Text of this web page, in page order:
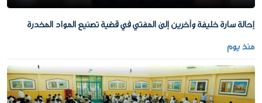
إحالة سارة خليفة وآخرين إلى المفتي في قضية تصنيع المواد المخدرة
منذ يوم